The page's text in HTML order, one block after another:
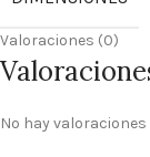
Valoraciones (0)
No hay valoraciones